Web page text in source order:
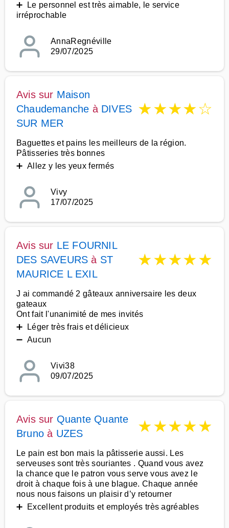
➕ Le personnel est très aimable, le service
irréprochable
AnnaRegnéville
29/07/2025
Avis sur Maison
Chaudemanche à DIVES
SUR MER
★★★★☆
Baguettes et pains les meilleurs de la région.
Pâtisseries très bonnes
➕ Allez y les yeux fermés
Vivy
17/07/2025
Avis sur LE FOURNIL
DES SAVEURS à ST
MAURICE L EXIL
★★★★★
J ai commandé 2 gâteaux anniversaire les deux
gateaux
Ont fait l'unanimité de mes invités
➕ Léger très frais et délicieux
➖ Aucun
Vivi38
09/07/2025
Avis sur Quante Quante
Bruno à UZES ★★★★★
Le pain est bon mais la pâtisserie aussi. Les
serveuses sont très souriantes . Quand vous avez
la chance que le patron vous serve vous avez le
droit à chaque fois à une blague. Chaque année
nous nous faisons un plaisir d’y retourner
➕ Excellent produits et employés très agréables